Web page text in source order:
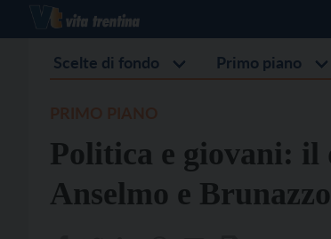
Scelte di fondo Primo piano
Politica e giovani:
Anselmo e Brunazzo